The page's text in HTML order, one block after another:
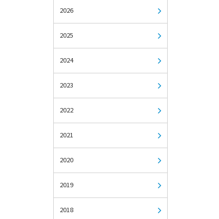
2026
2025
2024
2023
2022
2021
2020
2019
2018